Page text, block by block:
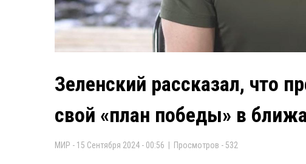
Зеленский рассказал, что
свой «план победы» в
МИР - 15 Сентября 2024 - 00:56 | Просмотров - 532